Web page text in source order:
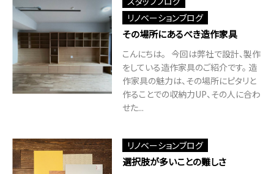
リノベーションブログ
その場所にあるべき造作家具
こんにちは。 今回は弊社で設計、製作
をしている造作家具のご紹介です。 造
作家具の魅力は、その場所にピタリと
作ることでの収納力UP、その人に合わ
せた...
リノベーションブログ
選択肢が多いことの難しさ